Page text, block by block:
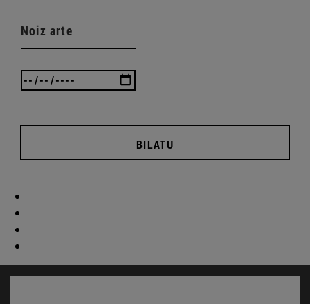
Noiz arte
BILATU